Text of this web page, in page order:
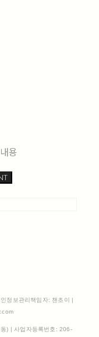
내용
정보관리책임자: 챈초이 |
) | 사업자등록번호: 206-